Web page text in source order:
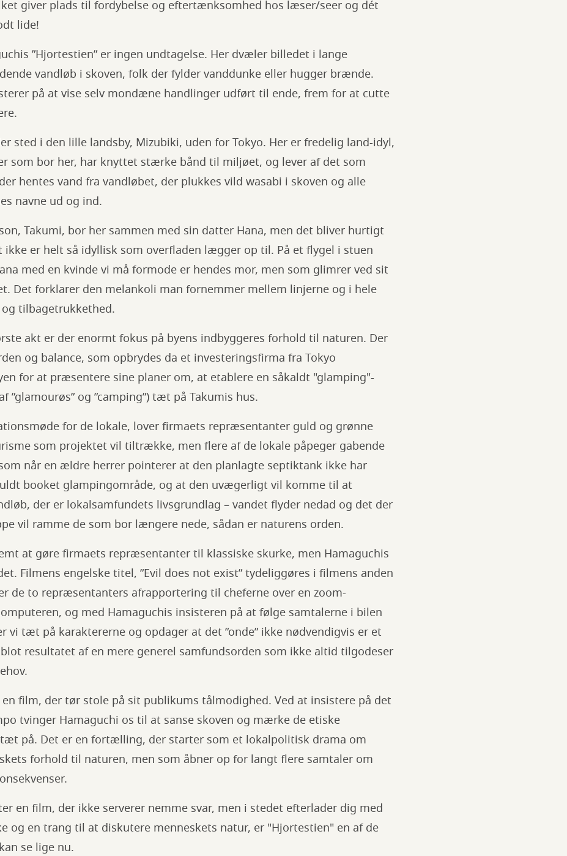
giver plads til fordybelse og eftertænksomhed hos læser/seer og dét
lide!
”Hjortestien” er ingen undtagelse. Her dvæler billedet i lange
vandløb i skoven, folk der fylder vanddunke eller hugger brænde.
på at vise selv mondæne handlinger udført til ende, frem for at cutte
sted i den lille landsby, Mizubiki, uden for Tokyo. Her er fredelig land-idyl,
som bor her, har knyttet stærke bånd til miljøet, og lever af det som
hentes vand fra vandløbet, der plukkes vild wasabi i skoven og alle
navne ud og ind.
Takumi, bor her sammen med sin datter Hana, men det bliver hurtigt
er helt så idyllisk som overfladen lægger op til. På et flygel i stuen
med en kvinde vi må formode er hendes mor, men som glimrer ved sit
Det forklarer den melankoli man fornemmer mellem linjerne og i hele
tilbagetrukkethed.
akt er der enormt fokus på byens indbyggeres forhold til naturen. Der
og balance, som opbrydes da et investeringsfirma fra Tokyo
for at præsentere sine planer om, at etablere en såkaldt "glamping"-
”glamourøs” og ”camping”) tæt på Takumis hus.
for de lokale, lover firmaets repræsentanter guld og grønne
som projektet vil tiltrække, men flere af de lokale påpeger gabende
når en ældre herrer pointerer at den planlagte septiktank ikke har
booket glampingområde, og at den uvægerligt vil komme til at
der er lokalsamfundets livsgrundlag – vandet flyder nedad og det der
vil ramme de som bor længere nede, sådan er naturens orden.
at gøre firmaets repræsentanter til klassiske skurke, men Hamaguchis
Filmens engelske titel, ”Evil does not exist” tydeliggøres i filmens anden
de to repræsentanters afrapportering til cheferne over en zoom-
og med Hamaguchis insisteren på at følge samtalerne i bilen
vi tæt på karaktererne og opdager at det ”onde” ikke nødvendigvis er et
resultatet af en mere generel samfundsorden som ikke altid tilgodeser
en film, der tør stole på sit publikums tålmodighed. Ved at insistere på det
tvinger Hamaguchi os til at sanse skoven og mærke de etiske
på. Det er en fortælling, der starter som et lokalpolitisk drama om
forhold til naturen, men som åbner op for langt flere samtaler om
en film, der ikke serverer nemme svar, men i stedet efterlader dig med
og en trang til at diskutere menneskets natur, er "Hjortestien" en af de
se lige nu.